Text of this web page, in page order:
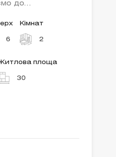
до…
6
Кімнат
2
площа
30